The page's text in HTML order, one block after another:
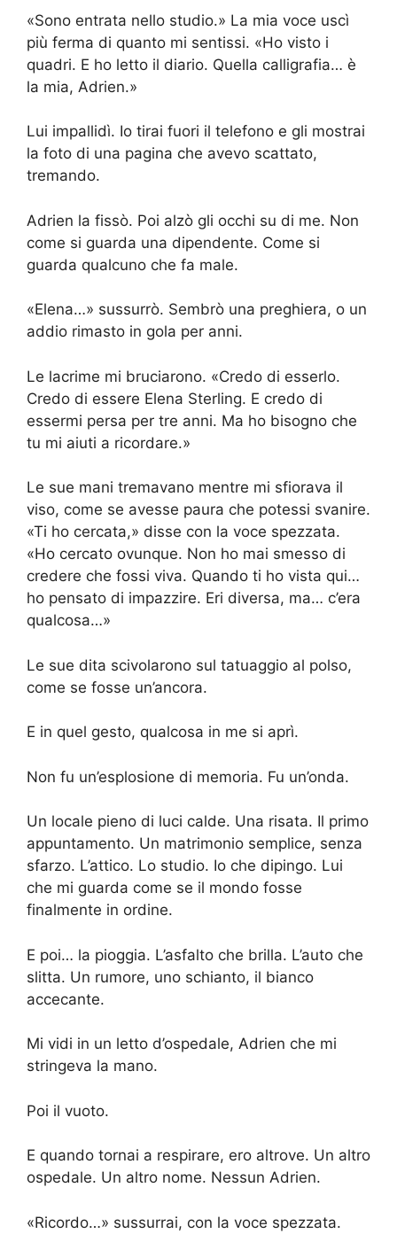
«Sono entrata nello studio.» La mia voce uscì
più ferma di quanto mi sentissi. «Ho visto i
quadri. E ho letto il diario. Quella calligrafia… è
la mia, Adrien.»
Lui impallidì. Io tirai fuori il telefono e gli mostrai
la foto di una pagina che avevo scattato,
tremando.
Adrien la fissò. Poi alzò gli occhi su di me. Non
come si guarda una dipendente. Come si
guarda qualcuno che fa male.
«Elena…» sussurrò. Sembrò una preghiera, o un
addio rimasto in gola per anni.
Le lacrime mi bruciarono. «Credo di esserlo.
Credo di essere Elena Sterling. E credo di
essermi persa per tre anni. Ma ho bisogno che
tu mi aiuti a ricordare.»
Le sue mani tremavano mentre mi sfiorava il
viso, come se avesse paura che potessi svanire.
«Ti ho cercata,» disse con la voce spezzata.
«Ho cercato ovunque. Non ho mai smesso di
credere che fossi viva. Quando ti ho vista qui…
ho pensato di impazzire. Eri diversa, ma… c’era
qualcosa…»
Le sue dita scivolarono sul tatuaggio al polso,
come se fosse un’ancora.
E in quel gesto, qualcosa in me si aprì.
Non fu un’esplosione di memoria. Fu un’onda.
Un locale pieno di luci calde. Una risata. Il primo
appuntamento. Un matrimonio semplice, senza
sfarzo. L’attico. Lo studio. Io che dipingo. Lui
che mi guarda come se il mondo fosse
finalmente in ordine.
E poi… la pioggia. L’asfalto che brilla. L’auto che
slitta. Un rumore, uno schianto, il bianco
accecante.
Mi vidi in un letto d’ospedale, Adrien che mi
stringeva la mano.
Poi il vuoto.
E quando tornai a respirare, ero altrove. Un altro
ospedale. Un altro nome. Nessun Adrien.
«Ricordo…» sussurrai, con la voce spezzata.